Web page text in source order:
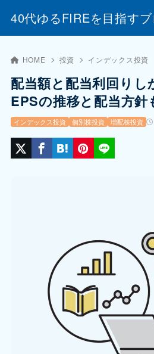
40代ゆるFIREを目指す
HOME 投資 インデックス投資
配当額と配当利回りし
EPSの推移と配当方針
インデックス投資 個別株投資 増配株投資